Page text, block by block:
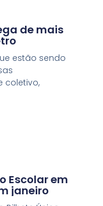
de mais
estão sendo
coletivo,
Escolar em
janeiro